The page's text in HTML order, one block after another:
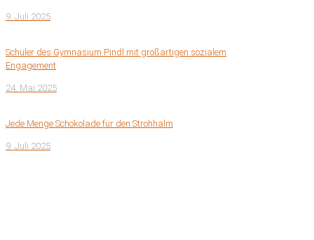
9. Juli 2025
Schüler des Gymnasium Pindl mit großartigen sozialem
Engagement
24. Mai 2025
Jede Menge Schokolade für den Strohhalm
9. Juli 2025